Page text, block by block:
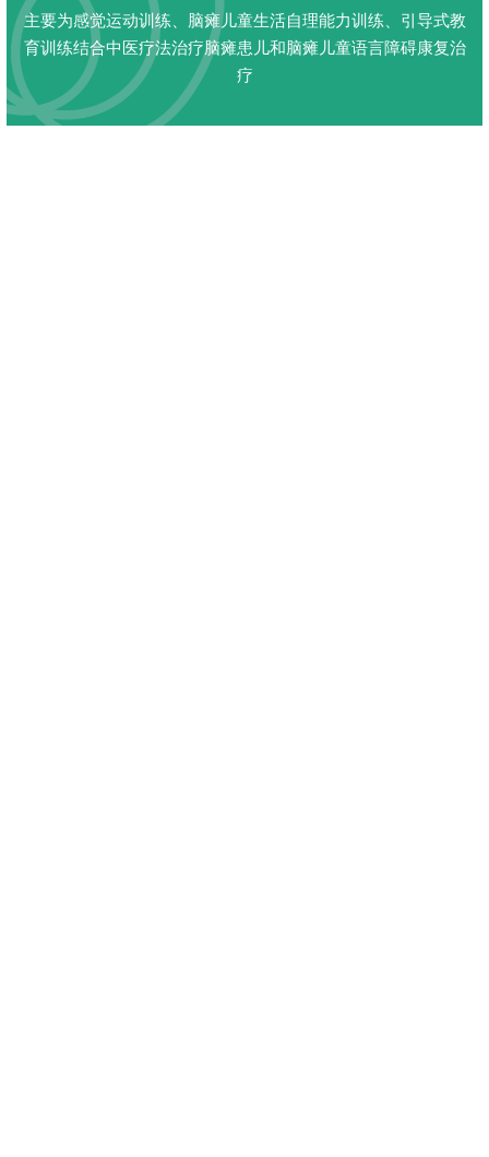
主要为感觉运动训练、脑瘫儿童生活自理能力训练、引导式教
育训练结合中医疗法治疗脑瘫患儿和脑瘫儿童语言障碍康复治
疗